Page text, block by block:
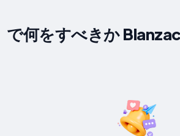
で何をすべきか